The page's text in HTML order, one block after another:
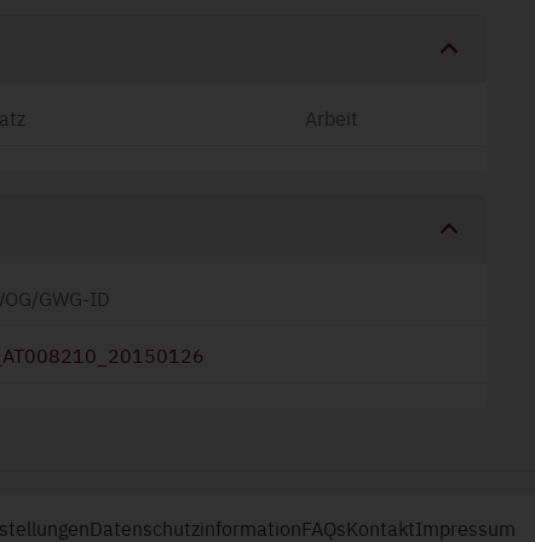
Arbeit
GWG-ID
DatenschutzinformationFAQsKontaktImpressum